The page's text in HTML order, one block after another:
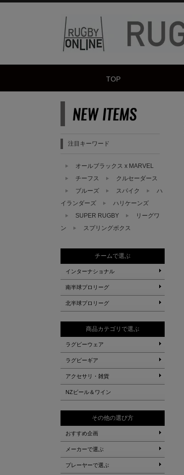
TOP
注目キーワード
オールブラックス x MARVEL
チーフス
クルセーダース
ブルーズ
スパイク
ハ
イランダーズ
ハリケーンズ
SUPER RUGBY
リーグワ
ン
スプリングボクス
チームで選ぶ
インターナショナル
南半球プロリーグ
北半球プロリーグ
商品カテゴリで選ぶ
ラグビーウェア
ラグビーギア
アクセサリ・雑貨
NZビール＆ワイン
その他の選び方
おすすめ企画
メーカーで選ぶ
プレーヤーで選ぶ